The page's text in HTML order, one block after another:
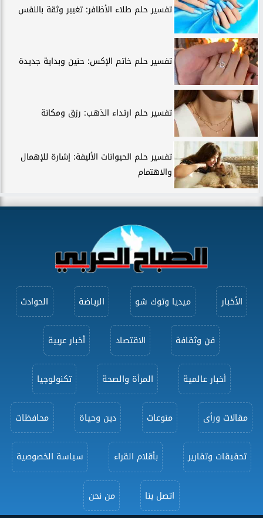
تفسير حلم طلاء الأظافر: تغيير وثقة بالنفس
تفسير حلم خاتم الإكس: حنين وبداية جديدة
تفسير حلم ارتداء الذهب: رزق ومكانة
تفسير حلم الحيوانات الأليفة: إشارة للإهمال
والاهتمام
الأخبار ميديا وتوك شو الرياضة الحوادث
فن وثقافة الاقتصاد أخبار عربية
أخبار عالمية المرأة والصحة تكنولوجيا
مقالات ورأى منوعات دين وحياة محافظات
تحقيقات وتقارير بأقلام القراء سياسة الخصوصية
اتصل بنا من نحن